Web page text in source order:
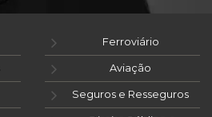
Ferroviário
Aviação
Seguros e Resseguros